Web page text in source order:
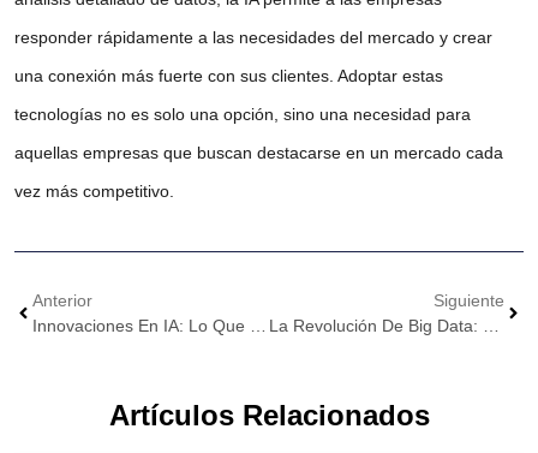
responder rápidamente a las necesidades del mercado y crear
una conexión más fuerte con sus clientes. Adoptar estas
tecnologías no es solo una opción, sino una necesidad para
aquellas empresas que buscan destacarse en un mercado cada
vez más competitivo.
Anterior
Siguiente
Artículos Relacionados